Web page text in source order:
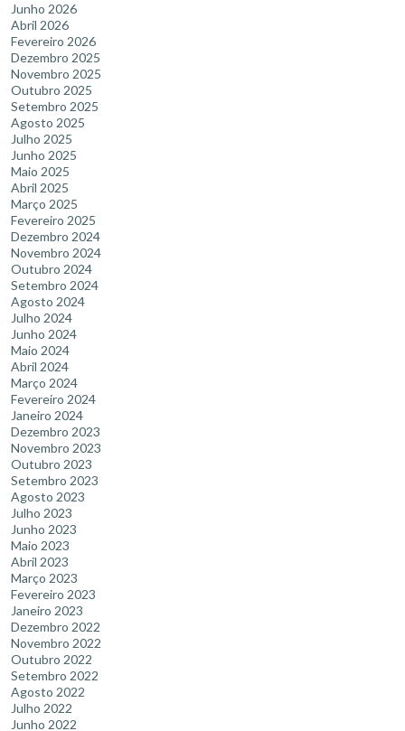
Junho 2026
Abril 2026
Fevereiro 2026
Dezembro 2025
Novembro 2025
Outubro 2025
Setembro 2025
Agosto 2025
Julho 2025
Junho 2025
Maio 2025
Abril 2025
Março 2025
Fevereiro 2025
Dezembro 2024
Novembro 2024
Outubro 2024
Setembro 2024
Agosto 2024
Julho 2024
Junho 2024
Maio 2024
Abril 2024
Março 2024
Fevereiro 2024
Janeiro 2024
Dezembro 2023
Novembro 2023
Outubro 2023
Setembro 2023
Agosto 2023
Julho 2023
Junho 2023
Maio 2023
Abril 2023
Março 2023
Fevereiro 2023
Janeiro 2023
Dezembro 2022
Novembro 2022
Outubro 2022
Setembro 2022
Agosto 2022
Julho 2022
Junho 2022